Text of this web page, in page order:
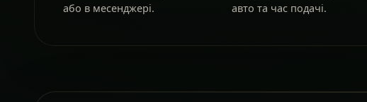
або в месенджері.
авто та час подачі.